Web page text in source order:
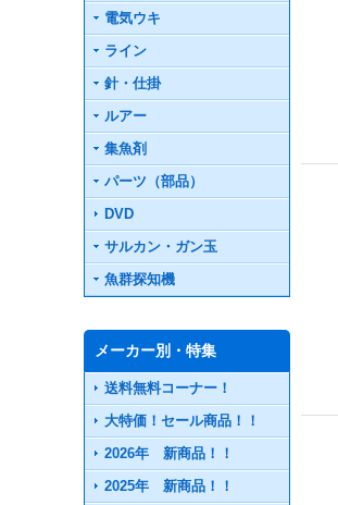
電気ウキ
ライン
針・仕掛
ルアー
集魚剤
パーツ（部品）
DVD
サルカン・ガン玉
魚群探知機
メーカー別・特集
送料無料コーナー！
大特価！セール商品！！
2026年 新商品！！
2025年 新商品！！